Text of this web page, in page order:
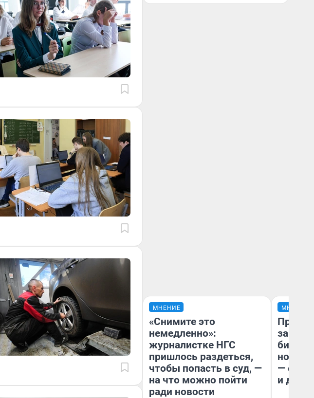
МНЕНИЕ
«Снимите это
немедленно»:
журналистке НГС
пришлось раздеться,
чтобы попасть в суд, —
на что можно пойти
ради новости
МНЕНИЕ
новый
— он
и даже